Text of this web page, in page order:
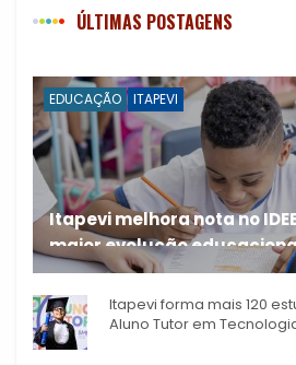
ÚLTIMAS POSTAGENS
EDUCAÇÃO ITAPEVI
Itapevi melhora nota no
maior evolução
A rede municipal de ensino
Itapevi forma mais 120
Aluno Tutor em